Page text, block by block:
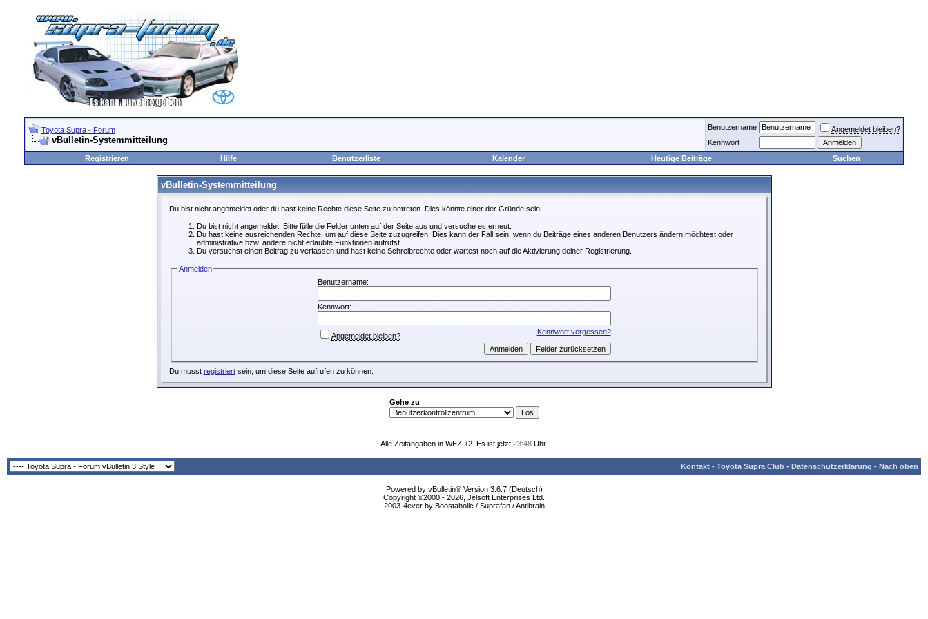
Toyota Supra - Forum
vBulletin-Systemmitteilung
Benutzername
Angemeldet bleiben?
Kennwort
Registrieren
Hilfe Benutzerliste Kalender Heutige Beiträge Suchen
vBulletin-Systemmitteilung
Du bist nicht angemeldet oder du hast keine Rechte diese Seite zu betreten. Dies könnte einer der Gründe sein:
Du bist nicht angemeldet. Bitte fülle die Felder unten auf der Seite aus und versuche es erneut.
Du hast keine ausreichenden Rechte, um auf diese Seite zuzugreifen. Dies kann der Fall sein, wenn du Beiträge eines anderen Benutzers ändern möchtest oder
administrative bzw. andere nicht erlaubte Funktionen aufrufst.
Du versuchst einen Beitrag zu verfassen und hast keine Schreibrechte oder wartest noch auf die Aktivierung deiner Registrierung.
Anmelden
Benutzername:
Kennwort:
Kennwort vergessen?
Angemeldet bleiben?
Du musst registriertsein, um diese Seite aufrufen zu können.
Gehe zu
Alle Zeitangaben in WEZ +2. Es ist jetzt 23:48 Uhr.
Kontakt - Toyota Supra Club - Datenschutzerklärung - Nach oben
Powered by vBulletin® Version 3.6.7 (Deutsch)
Copyright ©2000 - 2026, Jelsoft Enterprises Ltd.
2003-4ever by Boostaholic / Suprafan / Antibrain